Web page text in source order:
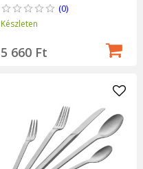
(0)
Készleten
5 660 Ft